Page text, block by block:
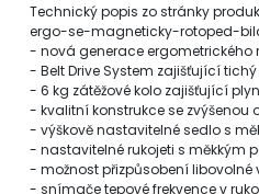
Technický popis zo stránky
ergo-se-magneticky-rotoped-
- nová generace ergometrického
- Belt Drive System zajišťující
- 6 kg zátěžové kolo zajišťující
- kvalitní konstrukce se zvýšenou
- výškově nastavitelné sedlo s
- nastavitelné rukojeti s měkkým
- možnost přizpůsobení libovolné
- snímače tepové frekvence v